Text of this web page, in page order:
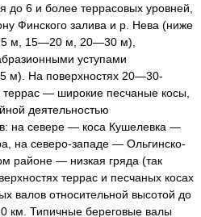
до 6 и более террасовых уровней,
Финского залива и р. Нева (ниже
м, 15—20 м, 20—30 м),
уступами
м). На поверхностях 20—30-
— широкие песчаные косы,
деятельностью
на севере — коса Кушелевка —
на северо-западе — Ольгинско-
районе — низкая гряда (так
террас и песчаных косах
валов относительной высотой до
км. Типичные береговые валы